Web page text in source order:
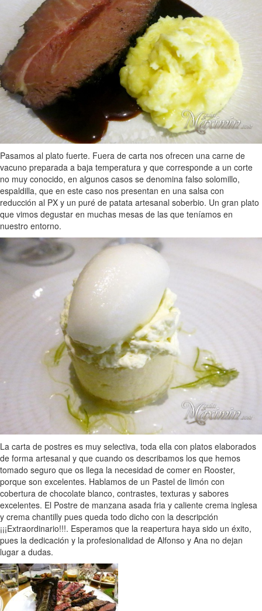
Pasamos al plato fuerte. Fuera de carta nos ofrecen una carne de
vacuno preparada a baja temperatura y que corresponde a un corte
no muy conocido, en algunos casos se denomina falso solomillo,
espaldilla, que en este caso nos presentan en una salsa con
reducción al PX y un puré de patata artesanal soberbio. Un gran plato
que vimos degustar en muchas mesas de las que teníamos en
nuestro entorno.
La carta de postres es muy selectiva, toda ella con platos elaborados
de forma artesanal y que cuando os describamos los que hemos
tomado seguro que os llega la necesidad de comer en Rooster,
porque son excelentes. Hablamos de un Pastel de limón con
cobertura de chocolate blanco, contrastes, texturas y sabores
excelentes. El Postre de manzana asada fria y caliente crema inglesa
y crema chantilly pues queda todo dicho con la descripción
¡¡¡Extraordinario!!!. Esperamos que la reapertura haya sido un éxito,
pues la dedicación y la profesionalidad de Alfonso y Ana no dejan
lugar a dudas.